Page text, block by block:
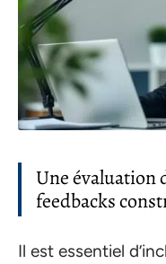
Une évaluation
feedbacks
Il est essentiel